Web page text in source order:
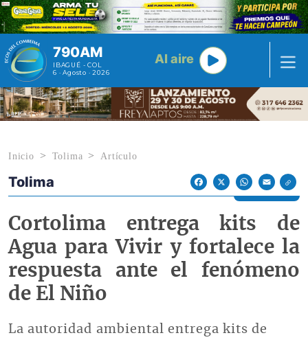
Pasar al contenido principal
790AM
IBAGUÉ - COL
6 · Agosto · 2026
Al aire
Inicio Tolima Artículo
Econoticias y Eventos
Tolima
FacebookX WhatsAppEmail
Cortolima entrega kits de
Agua para Vivir y fortalece la
respuesta ante el fenómeno
de El Niño
La autoridad ambiental entrega kits de